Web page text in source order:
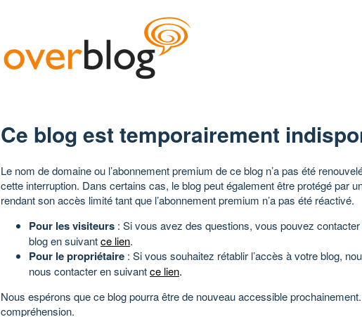
Ce blog est temporairement
Le nom de domaine ou l’abonnement premium de ce blog n’a pas été
cette interruption. Dans certains cas, le blog peut également être protégé par
rendant son accès limité tant que l’abonnement premium n’a pas été réactivé.
Pour les visiteurs : Si vous avez des questions, vous pouvez
blog en suivantce lien.
Pour le propriétaire : Si vous souhaitez rétablir l’accès à votre blog,
nous contacter en suivantce lien.
Nous espérons que ce blog pourra être de nouveau accessible
compréhension.